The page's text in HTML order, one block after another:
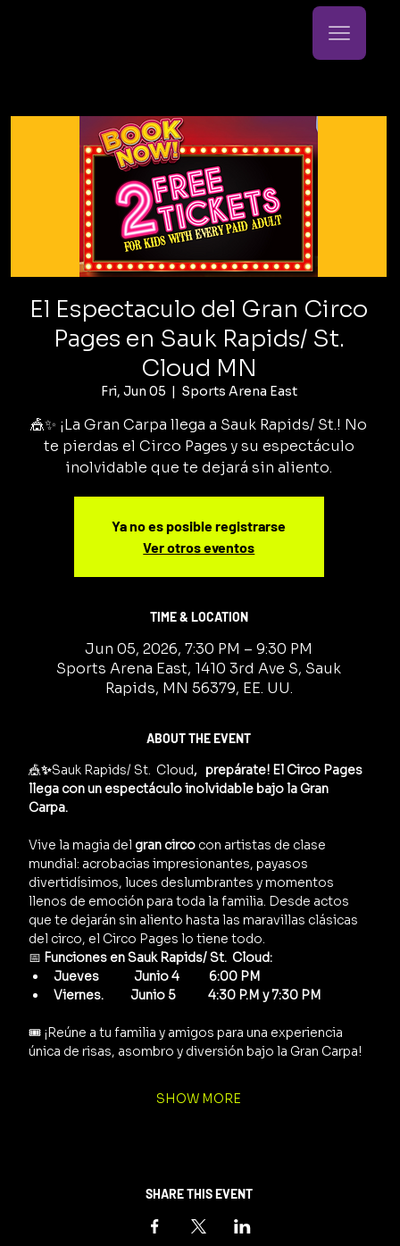
El Espectaculo del Gran Circo
Pages en Sauk Rapids/ St.
Cloud MN
Fri, Jun 05
  |
Sports Arena East
🎪✨ ¡La Gran Carpa llega a Sauk Rapids/ St.! No
te pierdas el Circo Pages y su espectáculo
inolvidable que te dejará sin aliento.
Ya no es posible registrarse
Ver otros eventos
TIME & LOCATION
Jun 05, 2026, 7:30 PM – 9:30 PM
Sports Arena East, 1410 3rd Ave S, Sauk
Rapids, MN 56379, EE. UU.
ABOUT THE EVENT
🎪✨Sauk Rapids/ St.  Cloud,   prepárate! El Circo Pages
llega con un espectáculo inolvidable bajo la Gran
Carpa.
Vive la magia del gran circo con artistas de clase
mundial: acrobacias impresionantes, payasos
divertidísimos, luces deslumbrantes y momentos
llenos de emoción para toda la familia. Desde actos
que te dejarán sin aliento hasta las maravillas clásicas
del circo, el Circo Pages lo tiene todo.
📅 Funciones en Sauk Rapids/ St.  Cloud:
Jueves             Junio 4           6:00 PM
Viernes.          Junio 5            4:30 P.M y 7:30 PM
🎟️ ¡Reúne a tu familia y amigos para una experiencia
única de risas, asombro y diversión bajo la Gran Carpa!
SHOW MORE
SHARE THIS EVENT